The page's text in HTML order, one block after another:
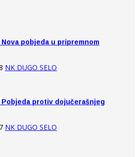
Nova pobjeda u pripremnom
NK DUGO SELO
Pobjeda protiv dojučerašnjeg
NK DUGO SELO